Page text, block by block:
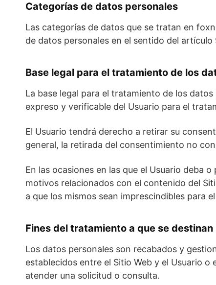
Categorías de datos personales
Las categorías de datos que se tratan en
de datos personales en el sentido del artículo
Base legal para el tratamiento de los
La base legal para el tratamiento de los
expreso y verificable del Usuario para el
El Usuario tendrá derecho a retirar su
general, la retirada del consentimiento no
En las ocasiones en las que el Usuario deba
motivos relacionados con el contenido del
a que los mismos sean imprescindibles para
Fines del tratamiento a que se
Los datos personales son recabados y
establecidos entre el Sitio Web y el Usuario
atender una solicitud o consulta.